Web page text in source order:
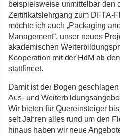
beispielsweise unmittelbar den
Zertifikatslehrgang zum DFTA-
möchte ich auch „Packaging
Management“, unser neues
akademischen
Kooperation mit der HdM ab
stattfindet.
Damit ist der Bogen
Aus- und
Wir bieten für Quereinsteiger
seit Jahren alles rund um den
hinaus haben wir neue